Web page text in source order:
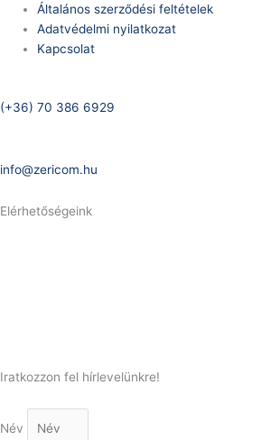
Általános szerződési feltételek
Adatvédelmi nyilatkozat
Kapcsolat
(+36) 70 386 6929
info@zericom.hu
Elérhetőségeink
Iratkozzon fel hírlevelünkre!
Név